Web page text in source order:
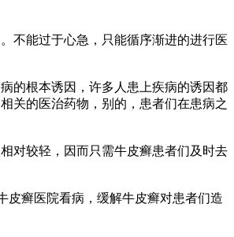
不能过于心急，只能循序渐进的进行医
的根本诱因，许多人患上疾病的诱因都
关的医治药物，别的，患者们在患病之
对较轻，因而只需牛皮癣患者们及时去
癣医院看病，缓解牛皮癣对患者们造